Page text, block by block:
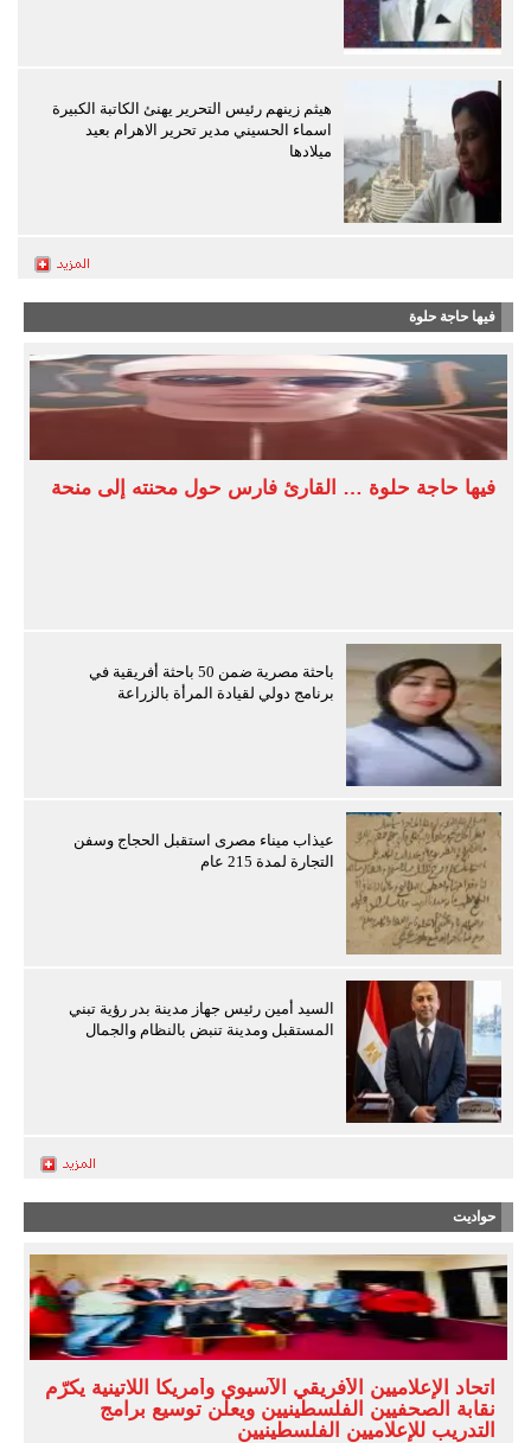
هيثم زينهم رئيس التحرير يهنئ الكاتبة الكبيرة
اسماء الحسيني مدير تحرير الاهرام بعيد
ميلادها
فيها حاجة حلوة
فيها حاجة حلوة … القارئ فارس حول محنته إلى منحة
باحثة مصرية ضمن 50 باحثة أفريقية في
برنامج دولي لقيادة المرأة بالزراعة
عيذاب ميناء مصرى استقبل الحجاج وسفن
التجارة لمدة 215 عام
السيد أمين رئيس جهاز مدينة بدر رؤية تبني
المستقبل ومدينة تنبض بالنظام والجمال
حواديت
اتحاد الإعلاميين الأفريقي الآسيوي وأمريكا اللاتينية يكرّم
نقابة الصحفيين الفلسطينيين ويعلن توسيع برامج
التدريب للإعلاميين الفلسطينيين